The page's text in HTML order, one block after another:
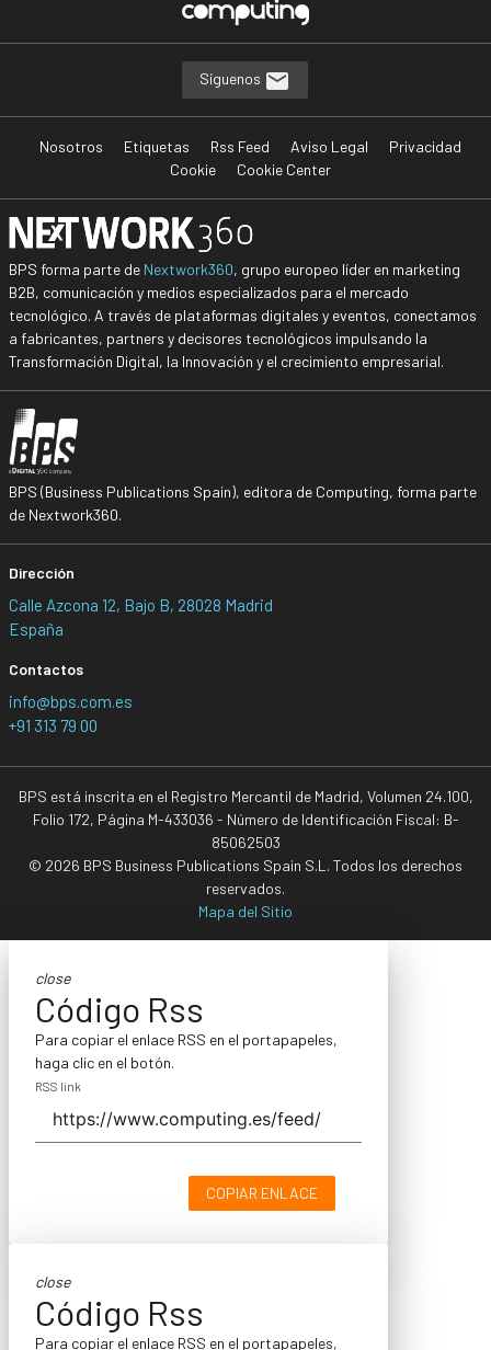
Síguenos
Nosotros Etiquetas Rss Feed Aviso Legal
Privacidad
Cookie
Cookie Center
BPS forma parte de Nextwork360, grupo europeo líder en marketing
B2B, comunicación y medios especializados para el mercado
tecnológico. A través de plataformas digitales y eventos, conectamos
a fabricantes, partners y decisores tecnológicos impulsando la
Transformación Digital, la Innovación y el crecimiento empresarial.
BPS (Business Publications Spain), editora de Computing, forma parte
de Nextwork360.
Dirección
Calle Azcona 12, Bajo B, 28028 Madrid
España
Contactos
info@bps.com.es
+91 313 79 00
BPS está inscrita en el Registro Mercantil de Madrid, Volumen 24.100,
Folio 172, Página M-433036 - Número de Identificación Fiscal: B-
85062503
© 2026 BPS Business Publications Spain S.L. Todos los derechos
reservados.
Mapa del Sitio
close
Código Rss
Para copiar el enlace RSS en el portapapeles,
haga clic en el botón.
RSS link
COPIAR ENLACE
close
Código Rss
Para copiar el enlace RSS en el portapapeles,